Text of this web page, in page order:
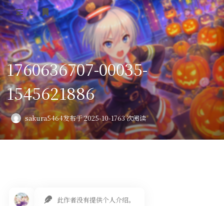
首页
VPS评测
AI绘画
教程
图库
登录
1760636707-00035-
1545621886
sakura5464发布于 2025-10-1763 次阅读
此作者没有提供个人介绍。